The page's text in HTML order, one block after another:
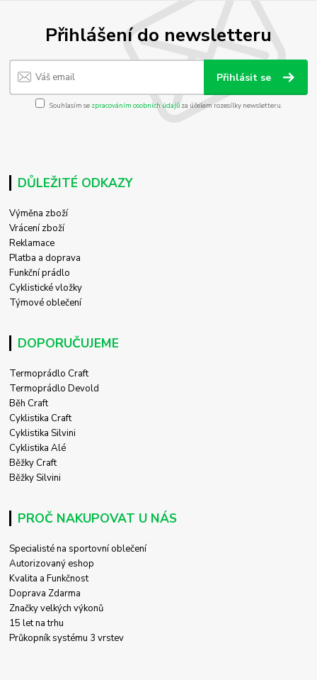
Přihlášení do newsletteru
Přihlásit se
Souhlasím se zpracováním osobních údajůza účelem rozesílky newsletteru.
DŮLEŽITÉ ODKAZY
Výměna zboží
Vrácení zboží
Reklamace
Platba a doprava
Funkční prádlo
Cyklistické vložky
Týmové oblečení
DOPORUČUJEME
Termoprádlo Craft
Termoprádlo Devold
Běh Craft
Cyklistika Craft
Cyklistika Silvini
Cyklistika Alé
Běžky Craft
Běžky Silvini
PROČ NAKUPOVAT U NÁS
Specialisté na sportovní oblečení
Autorizovaný eshop
Kvalita a Funkčnost
Doprava Zdarma
Značky velkých výkonů
15 let na trhu
Průkopník systému 3 vrstev